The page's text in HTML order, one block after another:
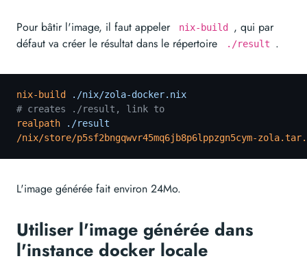
Pour bâtir l'image, il faut appeler nix-build
, qui par
défaut va créer le résultat dans le répertoire
./result .
nix-build
./nix/zola-docker.nix
# creates ./result, link to
realpath ./result
/nix/store/p5sf2bngqwvr45mq6jb8p6lppzgn5cym-
L'image générée fait environ 24Mo.
Utiliser l'image générée dans
l'instance docker locale